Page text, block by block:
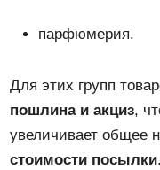
парфюмерия.
Для этих групп
пошлина и акциз,
увеличивает общее
стоимости посылки.